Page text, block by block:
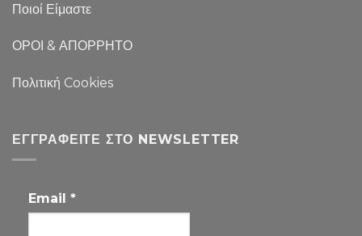
Ποιοί Είμαστε
ΟΡΟΙ & ΑΠΟΡΡΗΤΟ
Πολιτική Cookies
ΕΓΓΡΑΦΕΊΤΕ ΣΤΟ NEWSLETTER
Email *